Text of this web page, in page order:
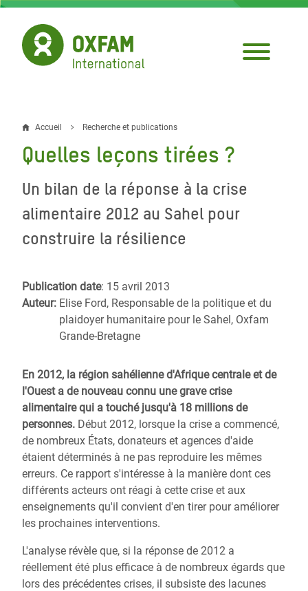
Aller
contenu
principal
Fil
d'Ariane
Accueil Recherche et publications
Quelles leçons tirées ?
Un bilan de la réponse à la crise
alimentaire 2012 au Sahel pour
construire la résilience
Publication date: 15 avril 2013
Auteur: Elise Ford, Responsable de la politique et du
plaidoyer humanitaire pour le Sahel, Oxfam
Grande-Bretagne
En 2012, la région sahélienne d'Afrique centrale et de
l'Ouest a de nouveau connu une grave crise
alimentaire qui a touché jusqu'à 18 millions de
personnes. Début 2012, lorsque la crise a commencé,
de nombreux États, donateurs et agences d'aide
étaient déterminés à ne pas reproduire les mêmes
erreurs. Ce rapport s'intéresse à la manière dont ces
différents acteurs ont réagi à cette crise et aux
enseignements qu'il convient d'en tirer pour améliorer
les prochaines interventions.
L'analyse révèle que, si la réponse de 2012 a
réellement été plus efficace à de nombreux égards que
lors des précédentes crises, il subsiste des lacunes